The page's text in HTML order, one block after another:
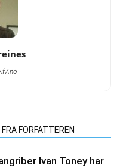
FRA FORFATTEREN
Ivan Toney har